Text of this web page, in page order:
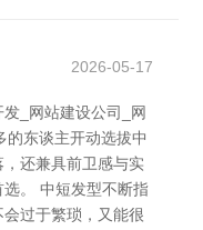
2026-05-17
_网站建设公司_网
的东谈主开动选拔中
还兼具前卫感与实
。 中短发型不断指
过于繁琐，又能很